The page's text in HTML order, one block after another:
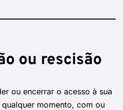
ou rescisão
ou encerrar o acesso à sua
momento, com ou